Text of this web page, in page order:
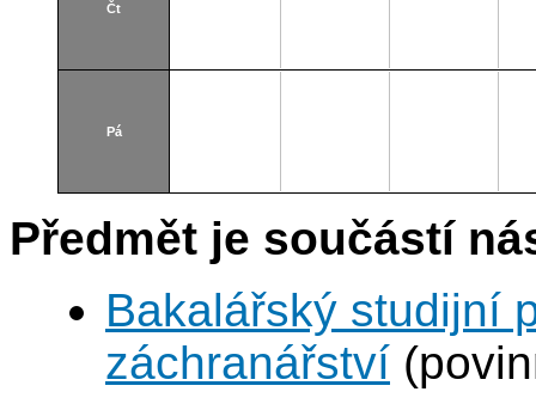
Čt
Pá
Předmět je součástí
Bakalářský studijní
záchranářství